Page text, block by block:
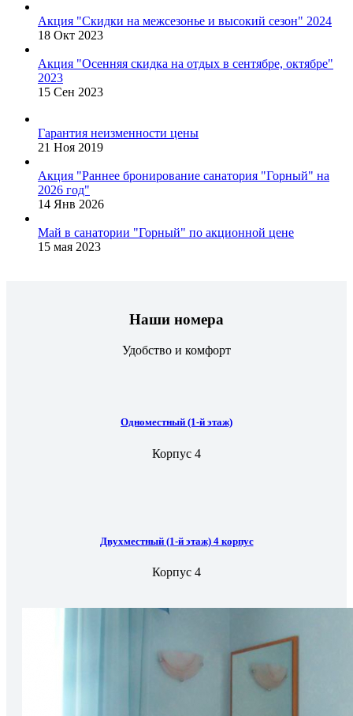
Акция "Скидки на межсезонье и высокий сезон" 2024
18 Окт 2023
Акция "Осенняя скидка на отдых в сентябре, октябре"
2023
15 Сен 2023
Гарантия неизменности цены
21 Ноя 2019
Акция "Раннее бронирование санатория "Горный" на
2026 год"
14 Янв 2026
Май в санатории "Горный" по акционной цене
15 мая 2023
Наши номера
Удобство и комфорт
Одноместный (1-й этаж)
Корпус 4
Двухместный (1-й этаж) 4 корпус
Корпус 4